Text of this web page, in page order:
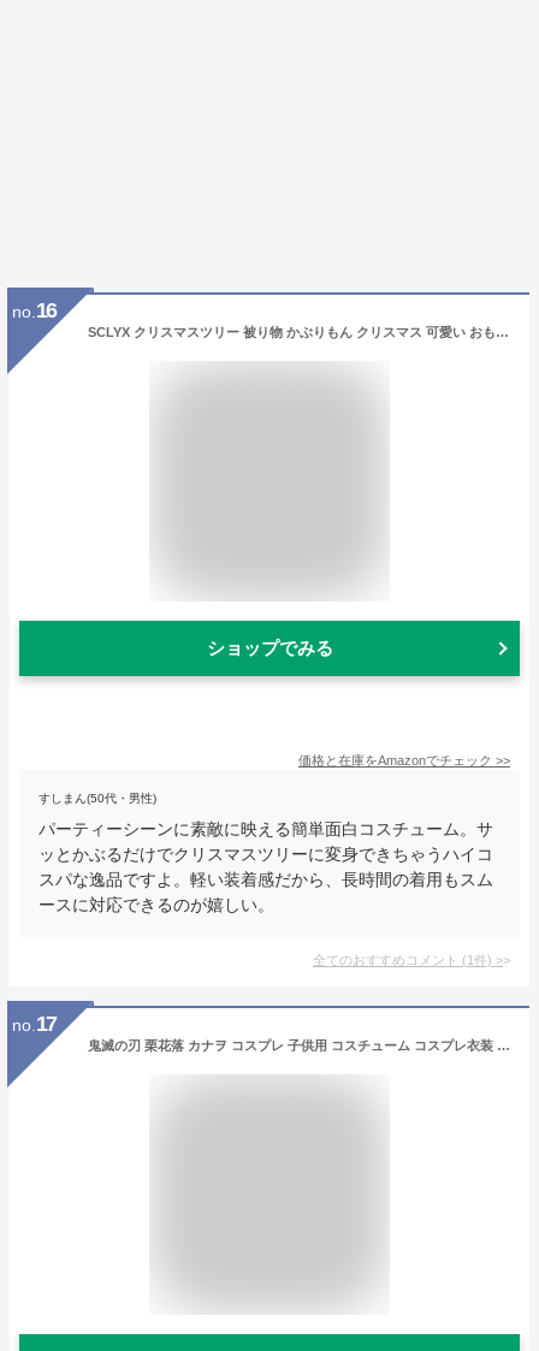
no. 16
SCLYX クリスマスツリー 被り物 かぶりもん クリスマス 可愛い おもしろい ユニセックス 大人子供キッズ通用 クリスマスツリーキャップ クリスマス被り物 クリスマスコスプレ小物 クリスマスコスプ小道具 イベントグッズ クリスマスパーティグッズ かわいい 面白い バラエティグッズ 販促グッズ 余興 ＃21281 (クリスマスツリーキャップ)
ショップでみる
価格と在庫をAmazonでチェック >>
すしまん(50代・男性)
パーティーシーンに素敵に映える簡単面白コスチューム。サ
ッとかぶるだけでクリスマスツリーに変身できちゃうハイコ
スパな逸品ですよ。軽い装着感だから、長時間の着用もスム
ースに対応できるのが嬉しい。
全てのおすすめコメント (1件) >
no. 17
鬼滅の刃 栗花落 カナヲ コスプレ 子供用 コスチューム コスプレ衣装 cosplay ハロウィン